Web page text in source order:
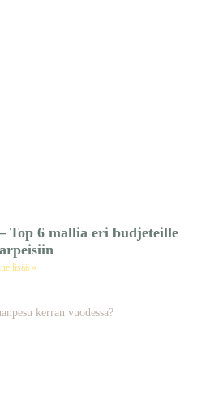
Top 6 mallia eri budjeteille
lisää »